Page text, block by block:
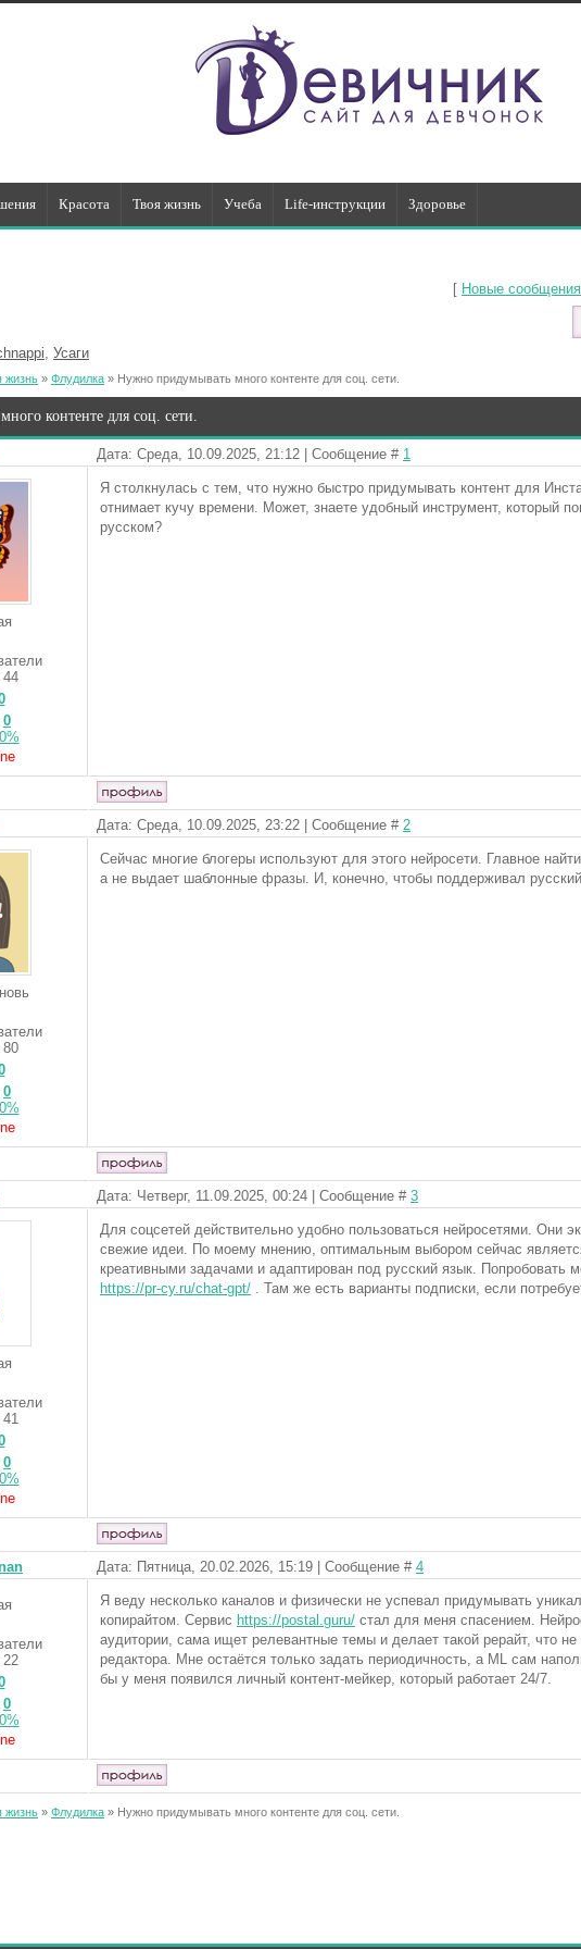
Красота Твоя жизнь Учеба Life-инструкции Здоровье
[ Новые сообщения
, Усаги
жизнь » Флудилка » Нужно придумывать много контенте для соц. сети.
контенте для соц. сети.
Дата: Среда, 10.09.2025, 21:12 | Сообщение # 1
44
0
0%
Я столкнулась с тем, что нужно быстро придумывать контент для
отнимает кучу времени. Может, знаете удобный инструмент, который
русском?
Дата: Среда, 10.09.2025, 23:22 | Сообщение # 2
80
0
0%
Сейчас многие блогеры используют для этого нейросети. Главное
а не выдает шаблонные фразы. И, конечно, чтобы поддерживал
Дата: Четверг, 11.09.2025, 00:24 | Сообщение # 3
41
0
0%
Для соцсетей действительно удобно пользоваться нейросетями. Они
свежие идеи. По моему мнению, оптимальным выбором сейчас
креативными задачами и адаптирован под русский язык. Попробовать
https://pr-cy.ru/chat-gpt/ . Там же есть варианты подписки, если
Дата: Пятница, 20.02.2026, 15:19 | Сообщение # 4
22
0
0%
Я веду несколько каналов и физически не успевал придумывать
копирайтом. Сервис https://postal.guru/ стал для меня спасением.
аудитории, сама ищет релевантные темы и делает такой рерайт, что
редактора. Мне остаётся только задать периодичность, а ML сам
бы у меня появился личный контент-мейкер, который работает 24/7.
жизнь » Флудилка » Нужно придумывать много контенте для соц. сети.